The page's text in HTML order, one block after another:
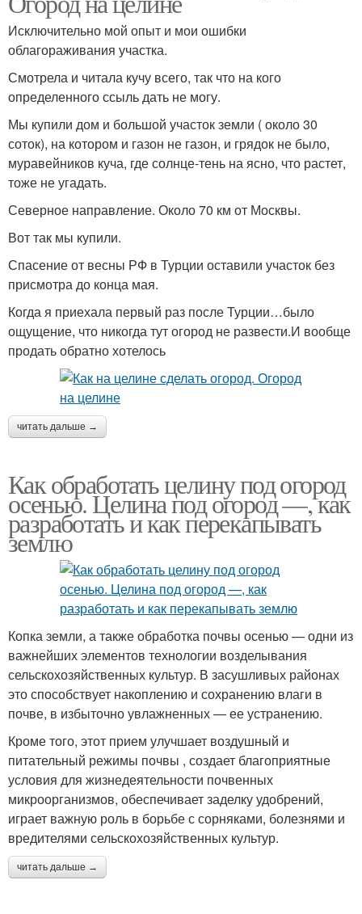
Исключительно мой опыт и мои ошибки
облагораживания участка.
Смотрела и читала кучу всего, так что на кого
определенного ссыль дать не могу.
Мы купили дом и большой участок земли ( около 30
соток), на котором и газон не газон, и грядок не было,
муравейников куча, где солнце-тень на ясно, что растет,
тоже не угадать.
Северное направление. Около 70 км от Москвы.
Вот так мы купили.
Спасение от весны РФ в Турции оставили участок без
присмотра до конца мая.
Когда я приехала первый раз после Турции…было
ощущение, что никогда тут огород не развести.И вообще
продать обратно хотелось
читать дальше →
Как обработать целину под огород
осенью. Целина под огород —, как
разработать и как перекапывать
землю
Копка земли, а также обработка почвы осенью — одни из
важнейших элементов технологии возделывания
сельскохозяйственных культур. В засушливых районах
это способствует накоплению и сохранению влаги в
почве, в избыточно увлажненных — ее устранению.
Кроме того, этот прием улучшает воздушный и
питательный режимы почвы , создает благоприятные
условия для жизнедеятельности почвенных
микроорганизмов, обеспечивает заделку удобрений,
играет важную роль в борьбе с сорняками, болезнями и
вредителями сельскохозяйственных культур.
читать дальше →